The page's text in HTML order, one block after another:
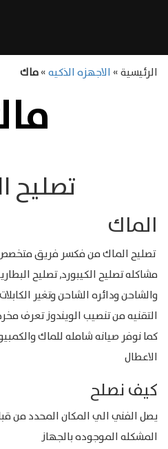
الرئيسية » الاجهزه الذكيه»ماك
تصليح
الماك
تصليح الماك من فكسر فريق
مشاكله تصليح الكيبورد, تصليح
والشاحن ودائره الشاحن وتغير
التقنيه من تنصيب الويندوز تعرف
كما نوفر صيانه شامله للماك
الاعطال
كيف نصلح
يصل الفني الي المكان المحدد من
المشكله الموجوده بالجهاز